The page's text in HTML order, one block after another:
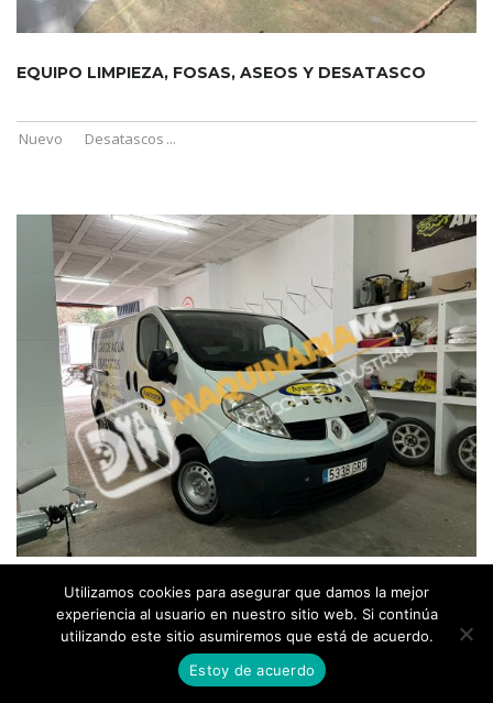
EQUIPO LIMPIEZA, FOSAS, ASEOS Y DESATASCO
Nuevo Desatascos ...
FABRICACIÓN DE EQUIPOS + FURGÓN
Utilizamos cookies para asegurar que damos la mejor
experiencia al usuario en nuestro sitio web. Si continúa
utilizando este sitio asumiremos que está de acuerdo.
Estoy de acuerdo